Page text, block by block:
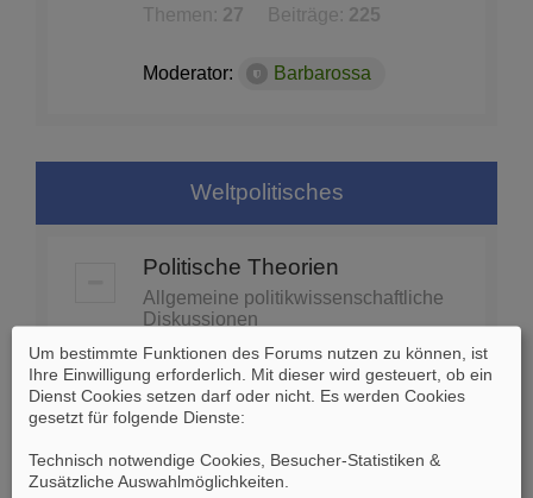
Themen: 27 Beiträge: 225
Moderator: Barbarossa
Weltpolitisches
Politische Theorien
Allgemeine politikwissenschaftliche
Diskussionen
Themen:
74 Beiträge:1453
Moderator: Barbarossa
Globale Politik - Organisationen
Um bestimmte Funktionen des Forums nutzen zu können, ist
Ihre Einwilligung erforderlich. Mit dieser wird gesteuert, ob ein
Dienst Cookies setzen darf oder nicht. Es werden Cookies
gesetzt für folgende Dienste:
Technisch notwendige Cookies, Besucher-Statistiken &
Zusätzliche Auswahlmöglichkeiten